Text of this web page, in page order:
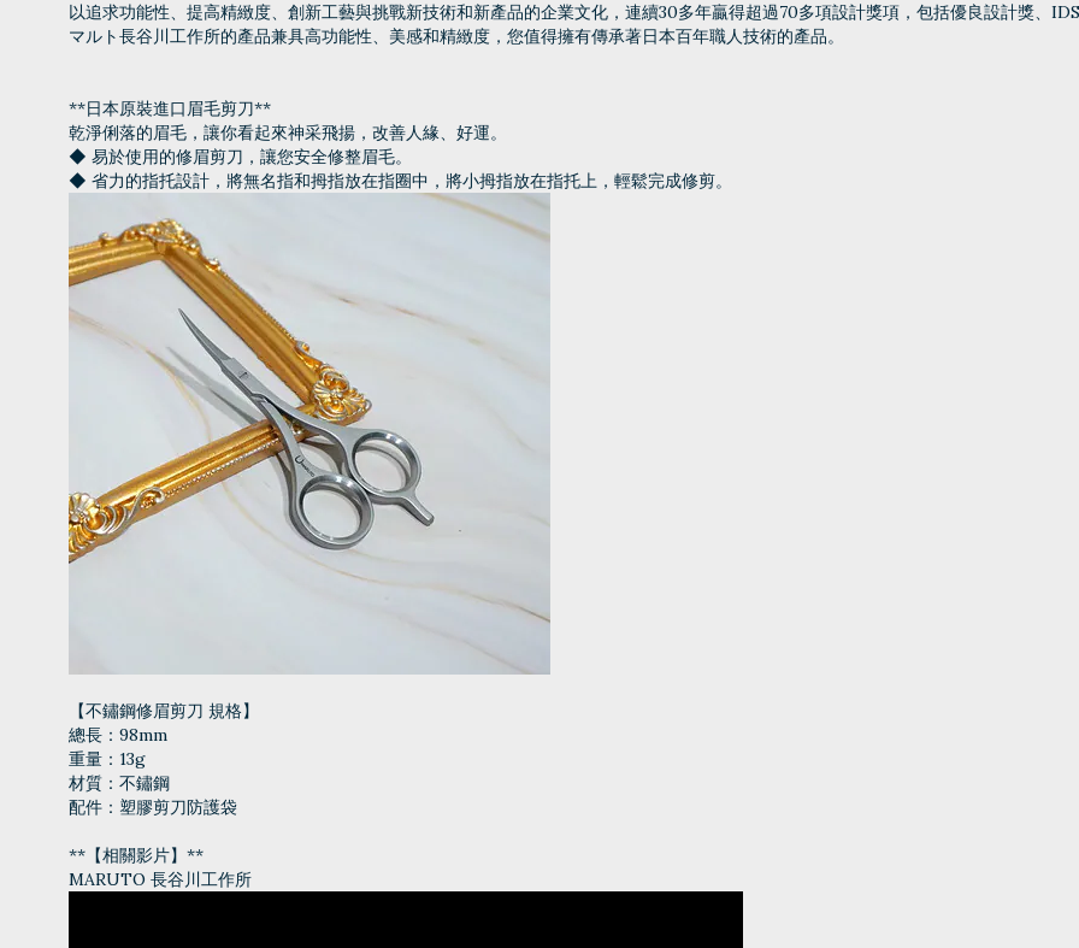
以追求功能性、提高精緻度、創新工藝與挑戰新技術和新產品的企業文化，連續30多年贏得超過70多項設計獎項，包括優良設計獎、IDS
マルト長谷川工作所的產品兼具高功能性、美感和精緻度，您值得擁有傳承著日本百年職人技術的產品。
**日本原裝進口眉毛剪刀**
乾淨俐落的眉毛，讓你看起來神采飛揚，改善人緣、好運。
◆ 易於使用的修眉剪刀，讓您安全修整眉毛。
◆ 省力的指托設計，將無名指和拇指放在指圈中，將小拇指放在指托上，輕鬆完成修剪。
【不鏽鋼修眉剪刀 規格】
總長：98mm
重量：13g
材質：不鏽鋼
配件：塑膠剪刀防護袋
**【相關影片】**
MARUTO 長谷川工作所